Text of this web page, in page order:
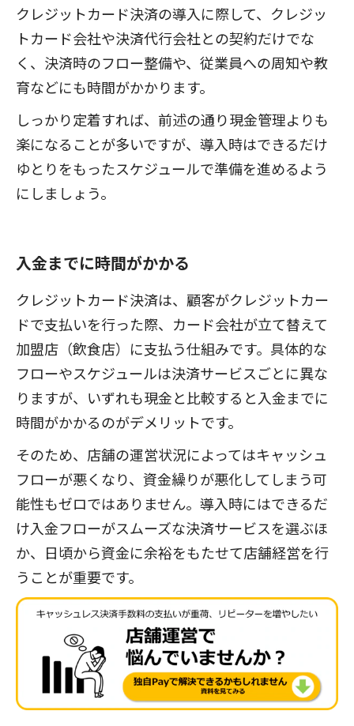
クレジットカード決済の導入に際して、クレジッ
トカード会社や決済代行会社との契約だけでな
く、決済時のフロー整備や、従業員への周知や教
育などにも時間がかかります。
しっかり定着すれば、前述の通り現金管理よりも
楽になることが多いですが、導入時はできるだけ
ゆとりをもったスケジュールで準備を進めるよう
にしましょう。
入金までに時間がかかる
クレジットカード決済は、顧客がクレジットカー
ドで支払いを行った際、カード会社が立て替えて
加盟店（飲食店）に支払う仕組みです。具体的な
フローやスケジュールは決済サービスごとに異な
りますが、いずれも現金と比較すると入金までに
時間がかかるのがデメリットです。
そのため、店舗の運営状況によってはキャッシュ
フローが悪くなり、資金繰りが悪化してしまう可
能性もゼロではありません。導入時にはできるだ
け入金フローがスムーズな決済サービスを選ぶほ
か、日頃から資金に余裕をもたせて店舗経営を行
うことが重要です。